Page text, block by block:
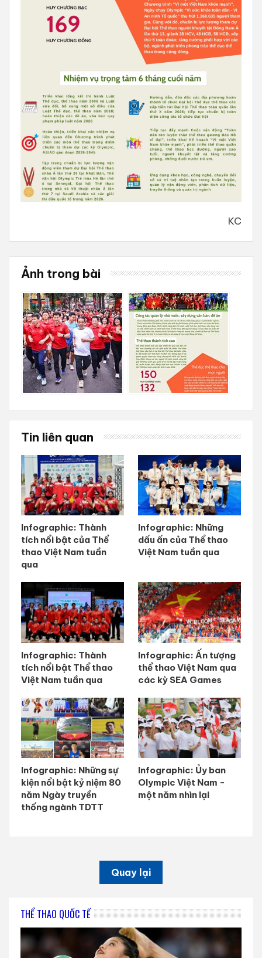
KC
Ảnh trong bài
Tin liên quan
Infographic: Thành
tích nổi bật của Thể
thao Việt Nam tuần
qua
Infographic: Những
dấu ấn của Thể thao
Việt Nam tuần qua
Infographic: Thành
tích nổi bật Thể thao
Việt Nam tuần qua
Infographic: Ấn tượng
thể thao Việt Nam qua
các kỳ SEA Games
Infographic: Những sự
kiện nổi bật kỷ niệm 80
năm Ngày truyền
thống ngành TDTT
Infographic: Ủy ban
Olympic Việt Nam -
một năm nhìn lại
Quay lại
THỂ THAO QUỐC TẾ